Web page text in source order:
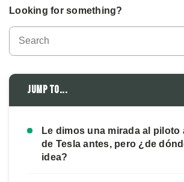
Looking for something?
Jump to...
Le dimos una mirada al piloto
de Tesla antes, pero ¿de
idea?